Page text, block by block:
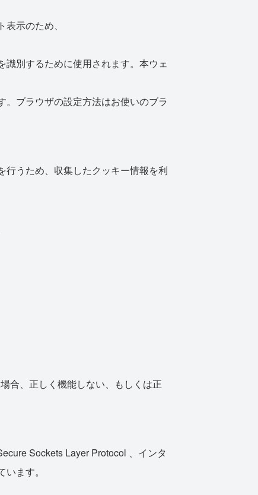
示のため、
別するために使用されます。本ウェ
ブラウザの設定方法はお使いのブラ
うため、収集したクッキー情報を利
合、正しく機能しない、もしくは正
Sockets Layer Protocol 、インタ
ます。